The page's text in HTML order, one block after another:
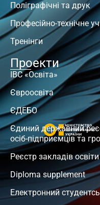
Поліграфічні та друк
Професійно-технічне
Тренінги
Проекти
ІВС «Освіта»
Євроосвіта
ЄДЕБО
Єдиний державний
осіб-підприємців та
Реєстр закладів освіти
Diploma supplement
Електронний